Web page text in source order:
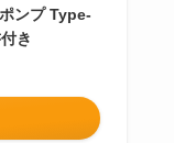
ンプ Type-
き